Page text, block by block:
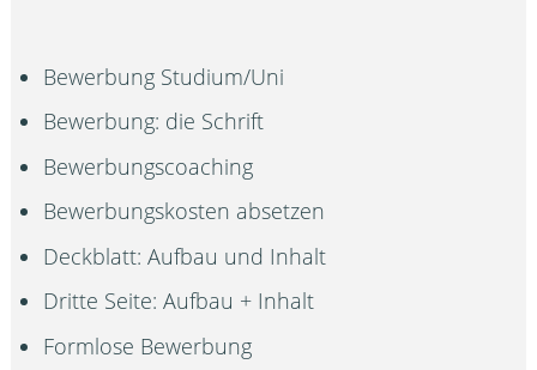
Bewerbung Studium/Uni
Bewerbung: die Schrift
Bewerbungscoaching
Bewerbungskosten absetzen
Deckblatt: Aufbau und Inhalt
Dritte Seite: Aufbau + Inhalt
Formlose Bewerbung